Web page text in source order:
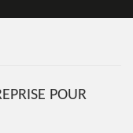
POUR